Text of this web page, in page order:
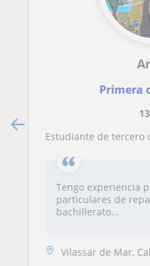
Primera
13
Estudiante de tercero de
Tengo experiencia
particulares de
bachillerato...
Vilassar de Mar, Cabrera de